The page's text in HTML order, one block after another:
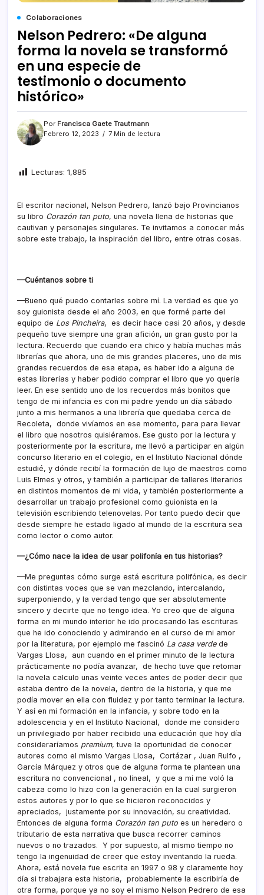
Colaboraciones
Nelson Pedrero: «De alguna
forma la novela se transformó
en una especie de
testimonio o documento
histórico»
Por Francisca Gaete Trautmann
Febrero 12, 2023
7 Min de lectura
Lecturas: 1,885
El escritor nacional, Nelson Pedrero, lanzó bajo Provincianos
su libro Corazón tan puto, una novela llena de historias que
cautivan y personajes singulares. Te invitamos a conocer más
sobre este trabajo, la inspiración del libro, entre otras cosas.
—Cuéntanos sobre ti
—Bueno qué puedo contarles sobre mí. La verdad es que yo
soy guionista desde el año 2003, en que formé parte del
equipo de Los Pincheira, es decir hace casi 20 años, y desde
pequeño tuve siempre una gran afición, un gran gusto por la
lectura. Recuerdo que cuando era chico y había muchas más
librerías que ahora, uno de mis grandes placeres, uno de mis
grandes recuerdos de esa etapa, es haber ido a alguna de
estas librerías y haber podido comprar el libro que yo quería
leer. En ese sentido uno de los recuerdos más bonitos que
tengo de mi infancia es con mi padre yendo un día sábado
junto a mis hermanos a una librería que quedaba cerca de
Recoleta, donde vivíamos en ese momento, para para llevar
el libro que nosotros quisiéramos. Ese gusto por la lectura y
posteriormente por la escritura, me llevó a participar en algún
concurso literario en el colegio, en el Instituto Nacional dónde
estudié, y dónde recibí la formación de lujo de maestros como
Luis Elmes y otros, y también a participar de talleres literarios
en distintos momentos de mi vida, y también posteriormente a
desarrollar un trabajo profesional como guionista en la
televisión escribiendo telenovelas. Por tanto puedo decir que
desde siempre he estado ligado al mundo de la escritura sea
como lector o como autor.
—¿Cómo nace la idea de usar polifonía en tus historias?
—Me preguntas cómo surge está escritura polifónica, es decir
con distintas voces que se van mezclando, intercalando,
superponiendo, y la verdad tengo que ser absolutamente
sincero y decirte que no tengo idea. Yo creo que de alguna
forma en mi mundo interior he ido procesando las escrituras
que he ido conociendo y admirando en el curso de mi amor
por la literatura, por ejemplo me fascinó La casa verdede
Vargas Llosa, aun cuando en el primer minuto de la lectura
prácticamente no podía avanzar, de hecho tuve que retomar
la novela calculo unas veinte veces antes de poder decir que
estaba dentro de la novela, dentro de la historia, y que me
podía mover en ella con fluidez y por tanto terminar la lectura.
Y así en mi formación en la infancia, y sobre todo en la
adolescencia y en el Instituto Nacional, donde me considero
un privilegiado por haber recibido una educación que hoy día
consideraríamos premium, tuve la oportunidad de conocer
autores como el mismo Vargas Llosa, Cortázar , Juan Rulfo ,
García Márquez y otros que de alguna forma te plantean una
escritura no convencional , no lineal, y que a mí me voló la
cabeza como lo hizo con la generación en la cual surgieron
estos autores y por lo que se hicieron reconocidos y
apreciados, justamente por su innovación, su creatividad.
Entonces de alguna forma Corazón tan puto es un heredero o
tributario de esta narrativa que busca recorrer caminos
nuevos o no trazados. Y por supuesto, al mismo tiempo no
tengo la ingenuidad de creer que estoy inventando la rueda.
Ahora, está novela fue escrita en 1997 o 98 y claramente hoy
día si trabajara esta historia, probablemente la escribiría de
otra forma, porque ya no soy el mismo Nelson Pedrero de esa